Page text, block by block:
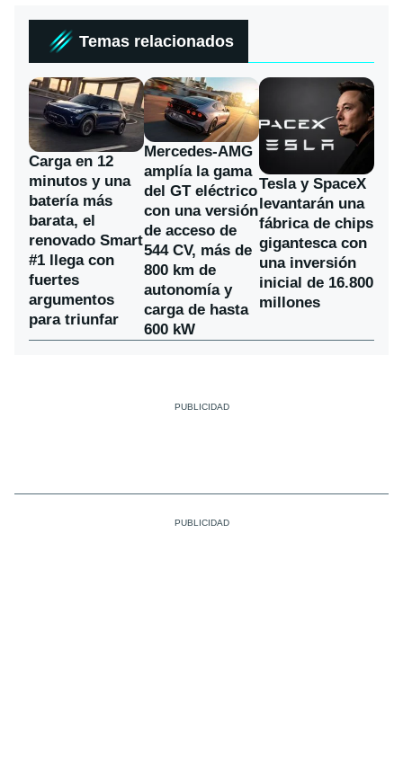
Temas relacionados
Carga en 12
minutos y una
batería más
barata, el
renovado Smart
#1 llega con
fuertes
argumentos
para triunfar
Mercedes-AMG
amplía la gama
del GT eléctrico
con una versión
de acceso de
544 CV, más de
800 km de
autonomía y
carga de hasta
600 kW
Tesla y SpaceX
levantarán una
fábrica de chips
gigantesca con
una inversión
inicial de 16.800
millones